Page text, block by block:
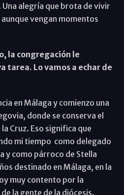
alegría que brota de vivir
vengan momentos
la congregación le
tarea. Lo vamos a echar de
en Málaga y comienzo una
donde se conserva el
Cruz. Eso significa que
mi tiempo como delegado
y como párroco de Stella
destinado en Málaga, en la
muy contento por la
la gente de la diócesis.